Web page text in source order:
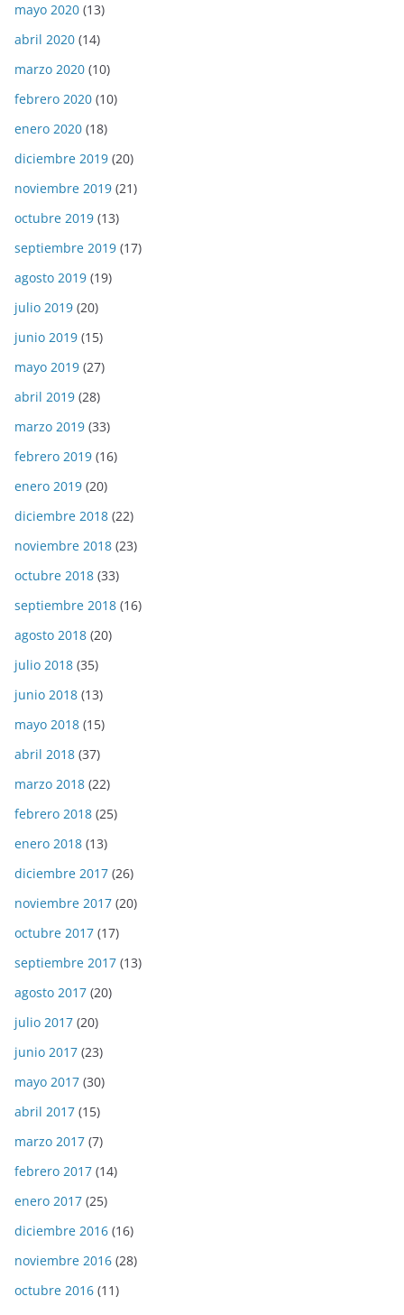
mayo 2020 (13)
abril 2020 (14)
marzo 2020 (10)
febrero 2020 (10)
enero 2020 (18)
diciembre 2019 (20)
noviembre 2019 (21)
octubre 2019 (13)
septiembre 2019 (17)
agosto 2019 (19)
julio 2019 (20)
junio 2019 (15)
mayo 2019 (27)
abril 2019 (28)
marzo 2019 (33)
febrero 2019 (16)
enero 2019 (20)
diciembre 2018 (22)
noviembre 2018 (23)
octubre 2018 (33)
septiembre 2018 (16)
agosto 2018 (20)
julio 2018 (35)
junio 2018 (13)
mayo 2018 (15)
abril 2018 (37)
marzo 2018 (22)
febrero 2018 (25)
enero 2018 (13)
diciembre 2017 (26)
noviembre 2017 (20)
octubre 2017 (17)
septiembre 2017 (13)
agosto 2017 (20)
julio 2017 (20)
junio 2017 (23)
mayo 2017 (30)
abril 2017 (15)
marzo 2017 (7)
febrero 2017 (14)
enero 2017 (25)
diciembre 2016 (16)
noviembre 2016 (28)
octubre 2016 (11)